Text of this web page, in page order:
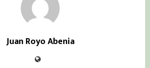
Juan Royo Abenia